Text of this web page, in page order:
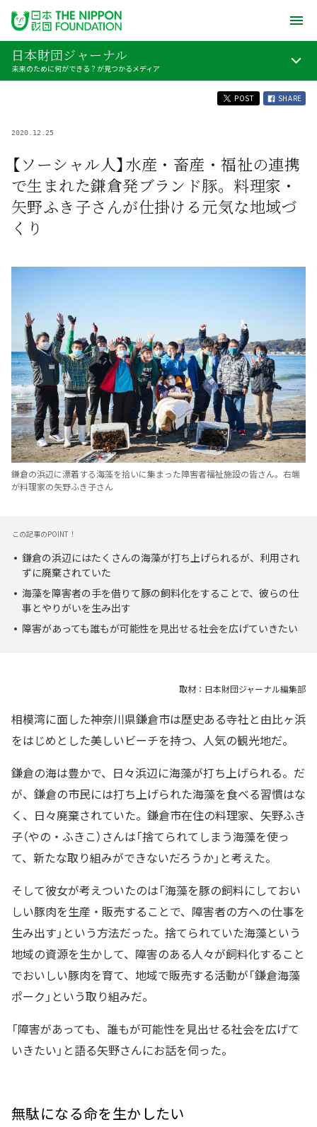
日本財団ジャーナル
未来のために何ができる？が見つかるメディア
POST SHARE
2020.12.25
【ソーシャル人】水産・畜産・福祉の連携
で生まれた鎌倉発ブランド豚。料理家・
矢野ふき子さんが仕掛ける元気な地域づ
くり
鎌倉の浜辺に漂着する海藻を拾いに集まった障害者福祉施設の皆さん。右端
が料理家の矢野ふき子さん
この記事のPOINT！
鎌倉の浜辺にはたくさんの海藻が打ち上げられるが、利用され
ずに廃棄されていた
海藻を障害者の手を借りて豚の飼料化をすることで、彼らの仕
事とやりがいを生み出す
障害があっても誰もが可能性を見出せる社会を広げていきたい
取材：日本財団ジャーナル編集部
相模湾に面した神奈川県鎌倉市は歴史ある寺社と由比ヶ浜
をはじめとした美しいビーチを持つ、人気の観光地だ。
鎌倉の海は豊かで、日々浜辺に海藻が打ち上げられる。だ
が、鎌倉の市民には打ち上げられた海藻を食べる習慣はな
く、日々廃棄されていた。鎌倉市在住の料理家、矢野ふき
子（やの・ふきこ）さんは「捨てられてしまう海藻を使っ
て、新たな取り組みができないだろうか」と考えた。
そして彼女が考えついたのは「海藻を豚の飼料にしておい
しい豚肉を生産・販売することで、障害者の方への仕事を
生み出す」という方法だった。捨てられていた海藻という
地域の資源を生かして、障害のある人々が飼料化すること
でおいしい豚肉を育て、地域で販売する活動が「鎌倉海藻
ポーク」という取り組みだ。
「障害があっても、誰もが可能性を見出せる社会を広げて
いきたい」と語る矢野さんにお話を伺った。
無駄になる命を生かしたい